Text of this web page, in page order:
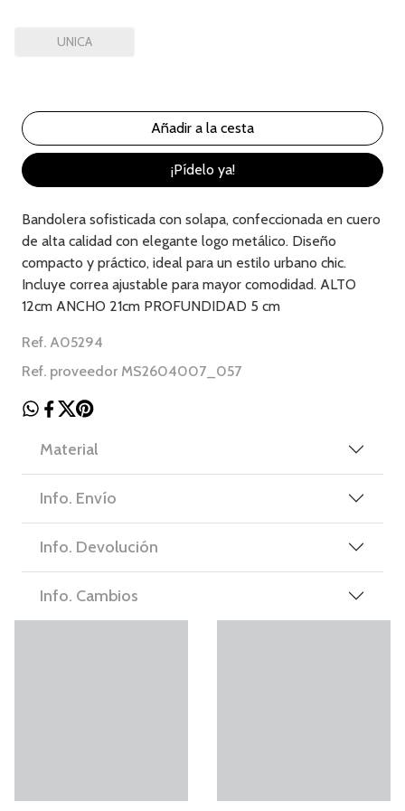
UNICA
¡Pídelo ya!
Bandolera sofisticada con solapa, confeccionada en cuero
de alta calidad con elegante logo metálico. Diseño
compacto y práctico, ideal para un estilo urbano chic.
Incluye correa ajustable para mayor comodidad. ALTO
12cm ANCHO 21cm PROFUNDIDAD 5 cm
Ref. A05294
Ref. proveedor MS2604007_057
Material
Info. Envío
Info. Devolución
Info. Cambios